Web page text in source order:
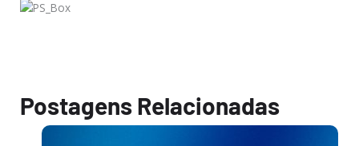
Postagens Relacionadas